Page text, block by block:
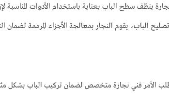
ينظف سطح الباب بعناية باستخدام الأدوات المناسبة
الباب، يقوم النجار بمعالجة الأجزاء المرممة لضمان
الأمر فني نجارة متخصص لضمان تركيب الباب بشكل